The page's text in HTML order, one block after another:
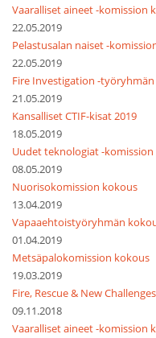
Vaaralliset aineet -komission
22.05.2019
Pelastusalan naiset -
22.05.2019
Fire Investigation -
21.05.2019
Kansalliset CTIF-kisat 2019
18.05.2019
Uudet teknologiat -
08.05.2019
Nuorisokomission kokous
13.04.2019
Vapaaehtoistyöryhmän
01.04.2019
Metsäpalokomission kokous
19.03.2019
Fire, Rescue & New
09.11.2018
Vaaralliset aineet -komission